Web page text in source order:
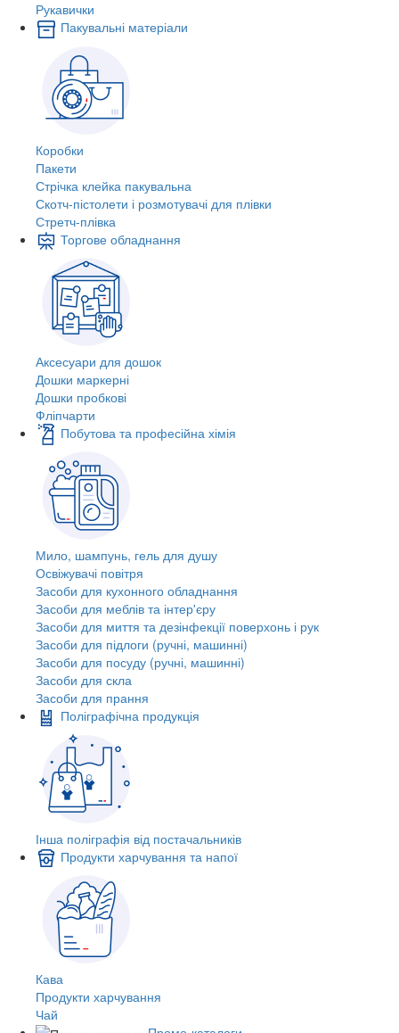
Рукавички
Пакувальні матеріали
Коробки
Пакети
Стрічка клейка пакувальна
Скотч-пістолети і розмотувачі для плівки
Стретч-плівка
Торгове обладнання
Аксесуари для дошок
Дошки маркерні
Дошки пробкові
Фліпчарти
Побутова та професійна хімія
Мило, шампунь, гель для душу
Освіжувачі повітря
Засоби для кухонного обладнання
Засоби для меблів та інтер'єру
Засоби для миття та дезінфекції поверхонь і рук
Засоби для підлоги (ручні, машинні)
Засоби для посуду (ручні, машинні)
Засоби для скла
Засоби для прання
Поліграфічна продукція
Інша поліграфія від постачальників
Продукти харчування та напої
Кава
Продукти харчування
Чай